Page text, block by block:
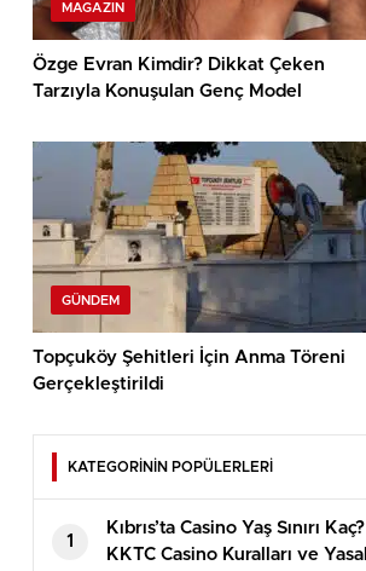
MAGAZIN
Özge Evran Kimdir? Dikkat Çeken
Tarzıyla Konuşulan Genç Model
GÜNDEM
Topçuköy Şehitleri İçin Anma Töreni
Gerçekleştirildi
KATEGORİNİN POPÜLERLERİ
1
Kıbrıs’ta Casino Yaş Sınırı Kaç?
KKTC Casino Kuralları ve Yasal